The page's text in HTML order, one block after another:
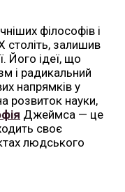
філософів і
століть, залишив
Його ідеї, що
і радикальний
напрямків у
розвиток науки,
Джеймса — це
своє
людського